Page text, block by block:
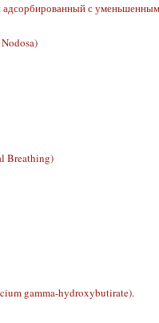
с
Breathing)
gamma-hydroxybutirate).